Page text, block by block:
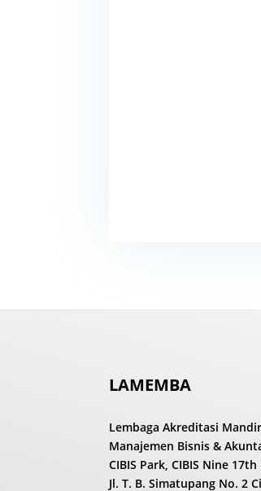
LAMEMBA
Lembaga Akreditasi
Manajemen Bisnis &
CIBIS Park, CIBIS Nine
Jl. T. B. Simatupang No. 2